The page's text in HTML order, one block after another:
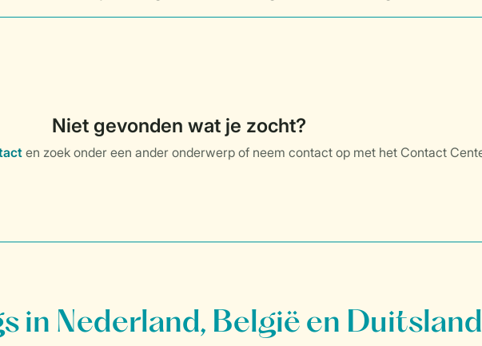
in Nederland, België en Duitsland